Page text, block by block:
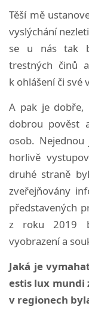
Těší mě
vyslýchání
se u nás tak
trestných činů
k ohlášení či své
A pak je dobře,
dobrou pověst
osob.
horlivě
druhé straně
zveřejňovány
představených
z roku 2019
vyobrazení a
Jaká je
estis lux mundi
v regionech